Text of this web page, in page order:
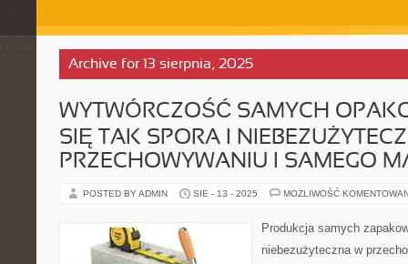
Archive for 13 sierpnia, 2025
WYTWÓRCZOŚĆ SAMYCH
SIĘ TAK SPORA I
PRZECHOWYWANIU I SAMEGO
POSTED BY ADMIN SIE - 13 - 2025 MOŻLIWOŚĆ
Produkcja samych
niebezużyteczna w